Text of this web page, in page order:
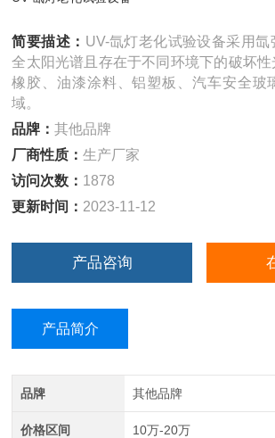
简要描述： UV-氙灯老化试验设备采用
全太阳光谱且存在于不同环境下的破坏
橡胶、油漆涂料、铝塑板、汽车安全玻
域。
品牌：其他品牌
厂商性质：生产厂家
访问次数： 1878
更新时间： 2023-11-12
产品咨询
产品简介
品牌 其他品牌
价格区间 10万-20万